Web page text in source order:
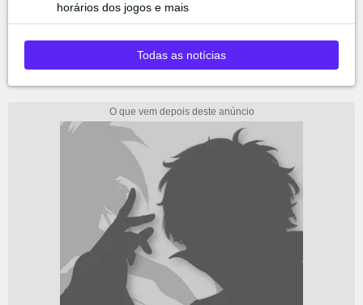
horários dos jogos e mais
Todas as notícias